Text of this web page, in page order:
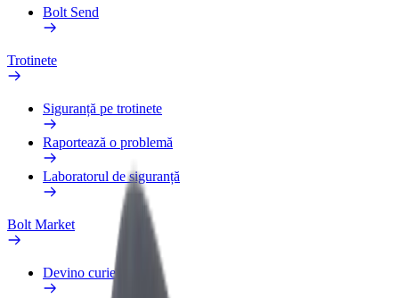
Bolt Send
Trotinete
Siguranță pe trotinete
Raportează o problemă
Laboratorul de siguranță
Bolt Market
Devino curier